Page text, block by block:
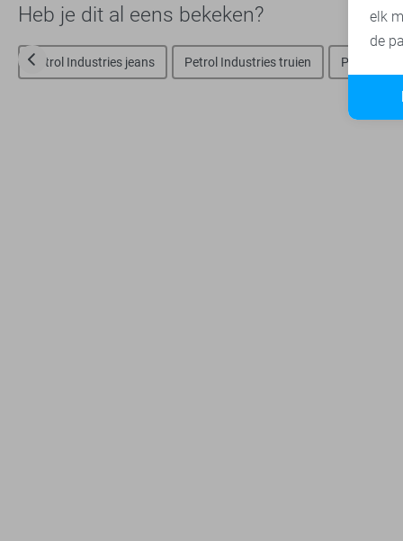
Heb je dit al eens bekeken?
Petrol Industries jeans Petrol Industries truien Petrol
elk
de